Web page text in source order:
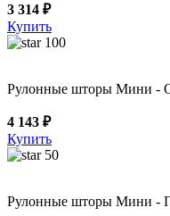
3 314 ₽
Купить
100
Рулонные шторы Мини -
4 143 ₽
Купить
50
Рулонные шторы Мини -